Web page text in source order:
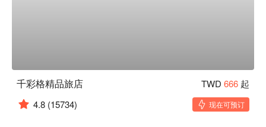
千彩格精品旅店 TWD 666 起
4.8 (15734) 现在可预订